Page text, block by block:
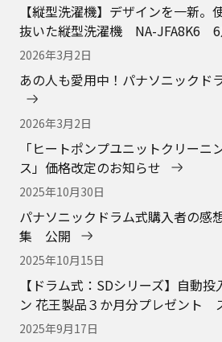
【縦型洗濯機】デザインを一新。
抜いた縦型洗濯機 NA-JFA8K6 6
2026年3月2日
あの人も愛用中！パナソニック
2026年3月2日
「ヒートポンプユニットクリーニ
ス」価格改定のお知らせ
2025年10月30日
パナソニックドラム式購入者の感
集 公開
2025年10月15日
【ドラム式：SDシリーズ】自動
ン 花王製品３か月分プレゼント
2025年9月17日